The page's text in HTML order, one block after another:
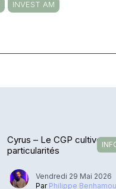
INVEST AM
Cyrus – Le CGP cultive
particularités
Vendredi 29 Mai 2026
Par Philippe Benhamou